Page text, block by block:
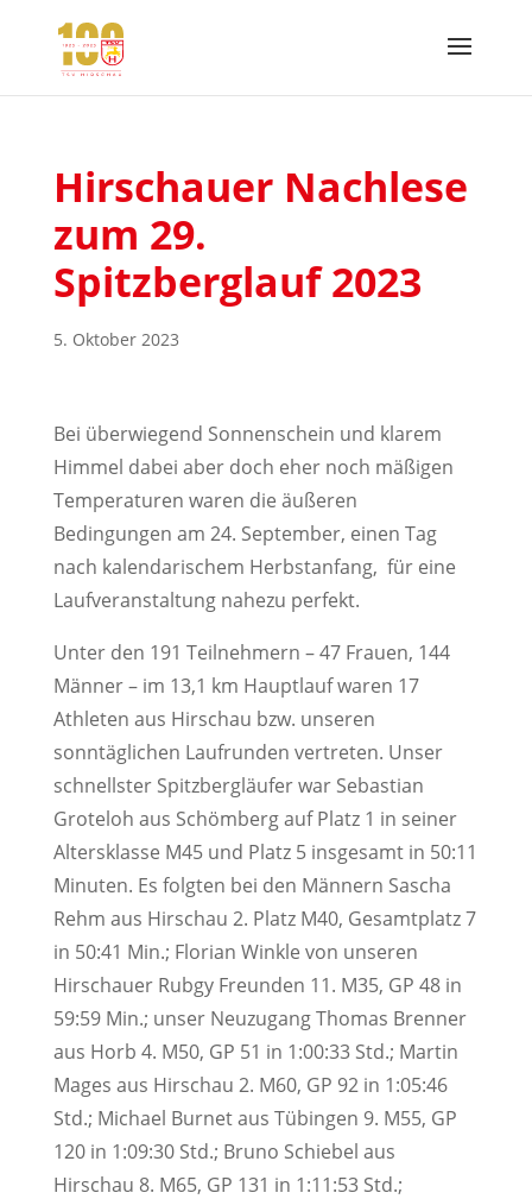
Hirschauer Nachlese
zum 29.
Spitzberglauf 2023
5. Oktober 2023
Bei überwiegend Sonnenschein und klarem
Himmel dabei aber doch eher noch mäßigen
Temperaturen waren die äußeren
Bedingungen am 24. September, einen Tag
nach kalendarischem Herbstanfang, für eine
Laufveranstaltung nahezu perfekt.
Unter den 191 Teilnehmern – 47 Frauen, 144
Männer – im 13,1 km Hauptlauf waren 17
Athleten aus Hirschau bzw. unseren
sonntäglichen Laufrunden vertreten. Unser
schnellster Spitzbergläufer war Sebastian
Groteloh aus Schömberg auf Platz 1 in seiner
Altersklasse M45 und Platz 5 insgesamt in 50:11
Minuten. Es folgten bei den Männern Sascha
Rehm aus Hirschau 2. Platz M40, Gesamtplatz 7
in 50:41 Min.; Florian Winkle von unseren
Hirschauer Rubgy Freunden 11. M35, GP 48 in
59:59 Min.; unser Neuzugang Thomas Brenner
aus Horb 4. M50, GP 51 in 1:00:33 Std.; Martin
Mages aus Hirschau 2. M60, GP 92 in 1:05:46
Std.; Michael Burnet aus Tübingen 9. M55, GP
120 in 1:09:30 Std.; Bruno Schiebel aus
Hirschau 8. M65, GP 131 in 1:11:53 Std.;